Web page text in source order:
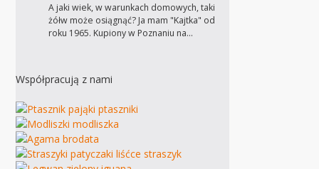
A jaki wiek, w warunkach domowych, taki
żółw może osiągnąć? Ja mam "Kajtka" od
roku 1965. Kupiony w Poznaniu na…
Współpracują z nami